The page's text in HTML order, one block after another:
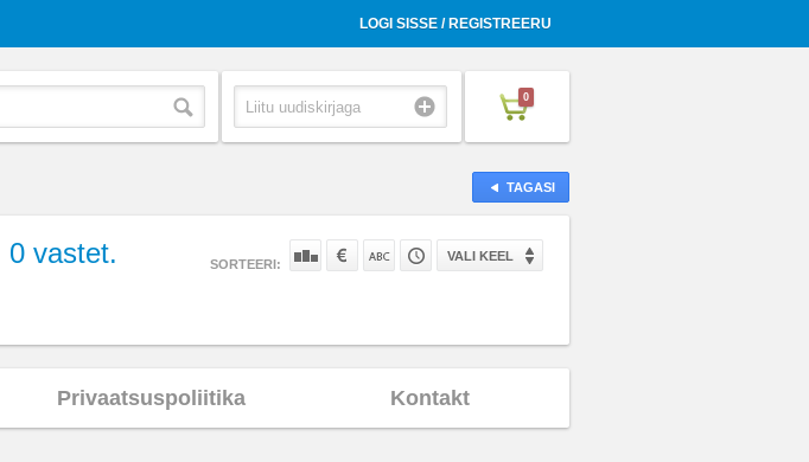
LOGI SISSE / REGISTREERU
0
TAGASI
0 vastet. SORTEERI:
VALI KEEL
Privaatsuspoliitika Kontakt